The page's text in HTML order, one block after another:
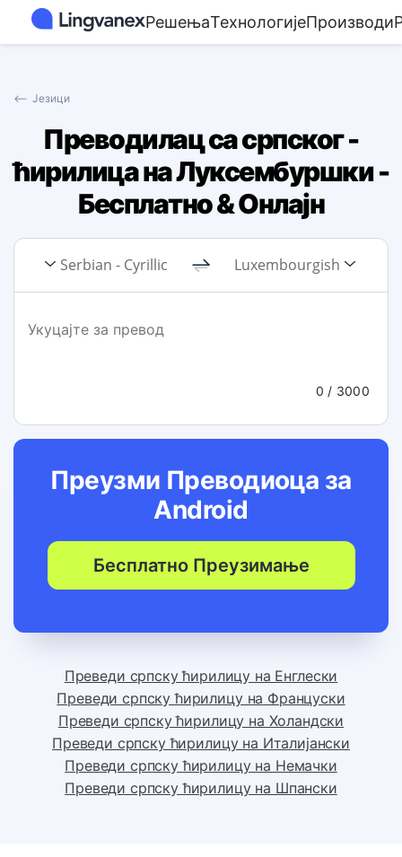
РешењаТехнологијеПроизводи
⟵ Језици
Преводилац са српског -
ћирилица на Луксембуршки -
Бесплатно & Онлајн
Serbian - Cyrillic Luxembourgish
0 / 3000
Преузми Преводиоца за
Android
Бесплатно Преузимање
Преведи српску ћирилицу на Енглески
Преведи српску ћирилицу на Француски
Преведи српску ћирилицу на Холандски
Преведи српску ћирилицу на Италијански